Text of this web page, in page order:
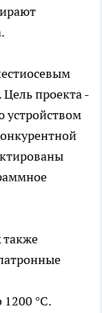
проекта -
устройством
также
°С.